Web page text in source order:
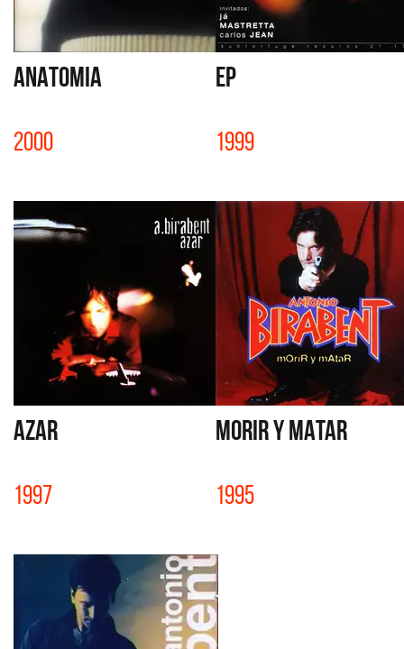
ANATOMIA
2000
EP
1999
AZAR
1997
MORIR Y MATAR
1995